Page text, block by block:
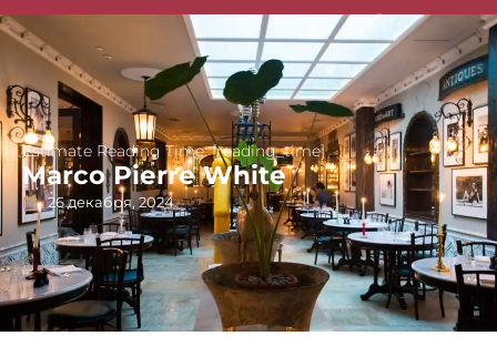
Singapore Guides
Estimate Reading Time: [reading_time]
Marco Pierre White
26 декабря, 2024